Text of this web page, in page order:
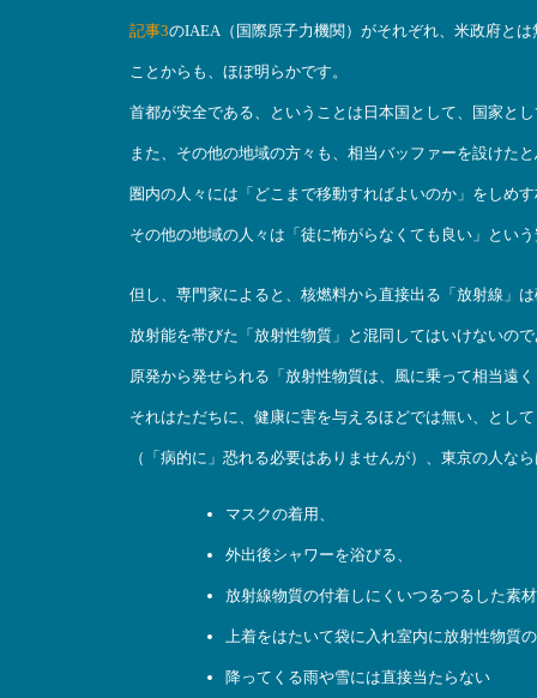
記事3のIAEA（国際原子力機関）がそれぞれ、米政府と
ことからも、ほぼ明らかです。
首都が安全である、ということは日本国として、国家と
また、その他の地域の方々も、相当バッファーを設けた
圏内の人々には「どこまで移動すればよいのか」をしめ
その他の地域の人々は「徒に怖がらなくても良い」とい
但し、専門家によると、核燃料から直接出る「放射線」
放射能を帯びた「放射性物質」と混同してはいけないの
原発から発せられる「放射性物質は、風に乗って相当遠
それはただちに、健康に害を与えるほどでは無い、とし
（「病的に」恐れる必要はありませんが）、東京の人な
マスクの着用、
外出後シャワーを浴びる、
放射線物質の付着しにくいつるつるした素
上着をはたいて袋に入れ室内に放射性物質
降ってくる雨や雪には直接当たらない